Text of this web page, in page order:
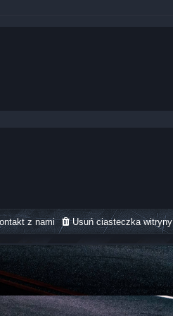
Usuń ciasteczka witryny
z nami